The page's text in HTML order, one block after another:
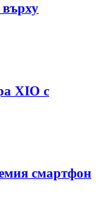
XIO с
смартфон